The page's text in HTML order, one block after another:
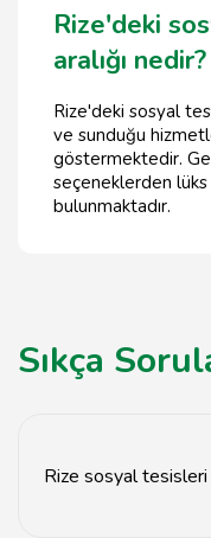
Rize'deki
aralığı nedir?
Rize'deki sosyal
ve sunduğu
göstermektedir.
seçeneklerden
bulunmaktadır.
Sıkça
Rize sosyal